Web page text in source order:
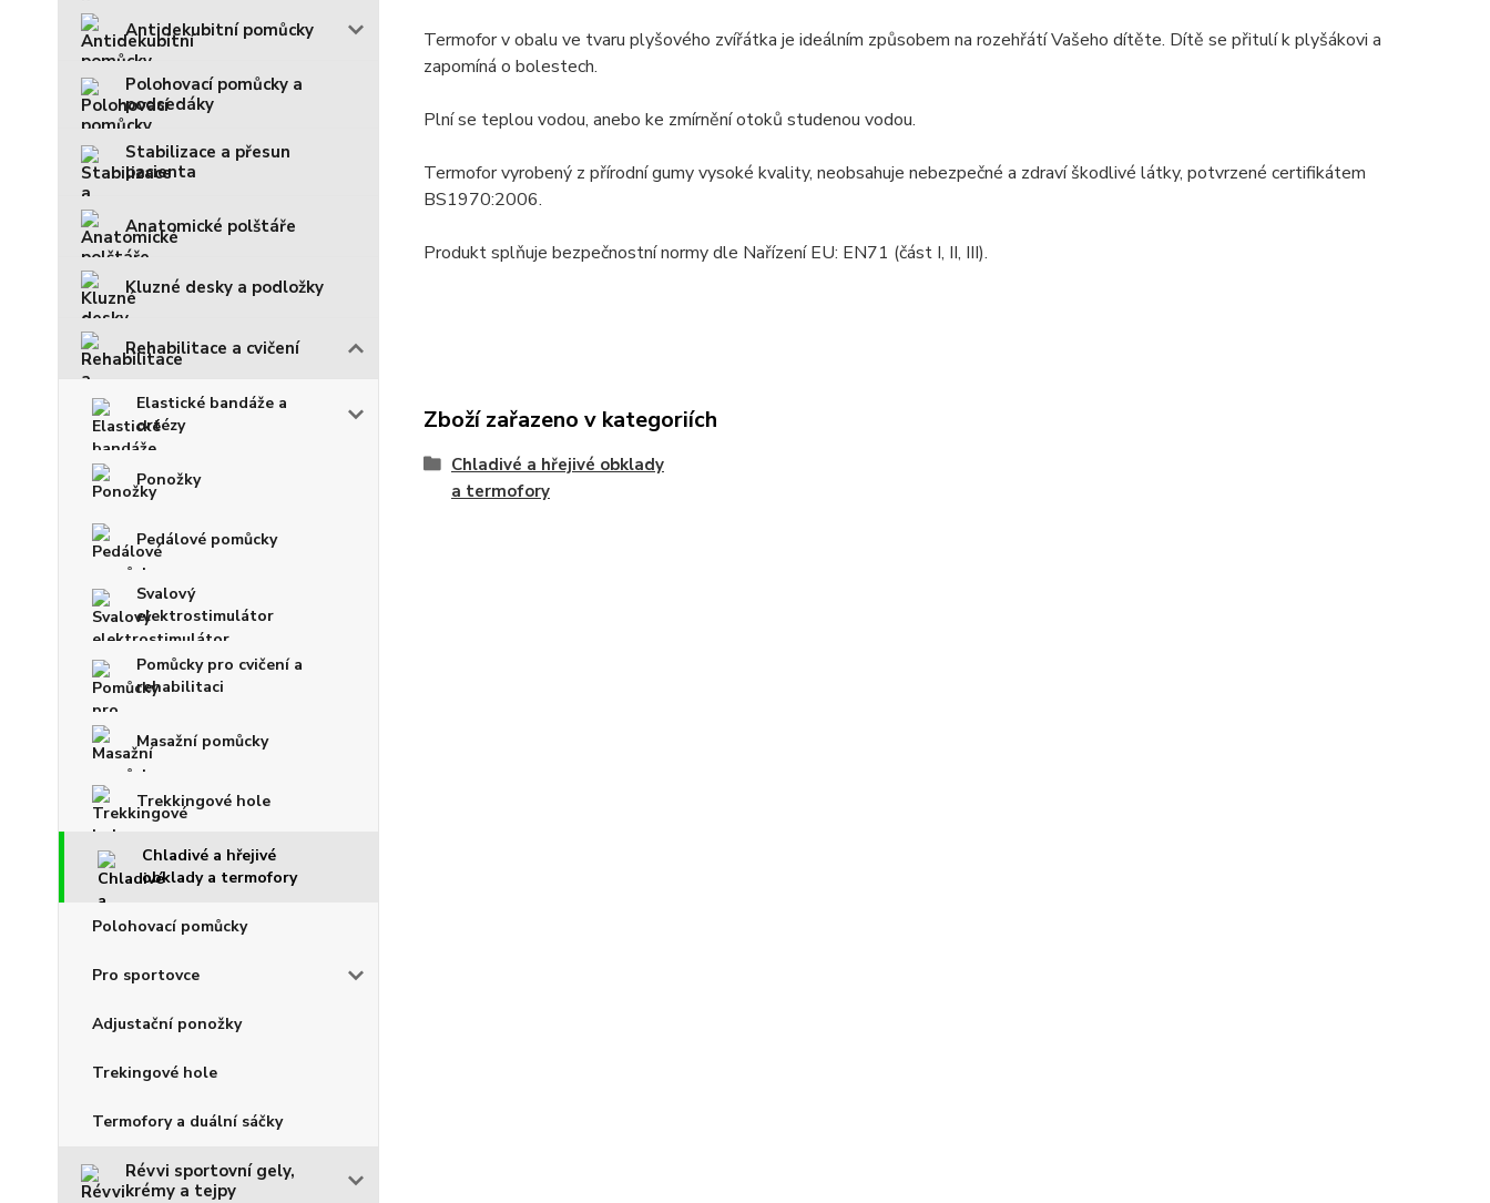
Antidekubitní pomůcky
Polohovací pomůcky a
podsedáky
Stabilizace a přesun
pacienta
Anatomické polštáře
Kluzné desky a podložky
Rehabilitace a cvičení
Elastické bandáže a
ortézy
Ponožky
Pedálové pomůcky
Svalový
elektrostimulátor
Pomůcky pro cvičení a
rehabilitaci
Masažní pomůcky
Trekkingové hole
Chladivé a hřejivé
obklady a termofory
Polohovací pomůcky
Pro sportovce
Adjustační ponožky
Trekingové hole
Termofory a duální sáčky
Révvi sportovní gely,
krémy a tejpy
Termofor v obalu ve tvaru plyšového zvířátka je ideálním způsobem na rozehřátí Vašeho dítěte. Dítě se přitulí k plyšákovi a
zapomíná o bolestech.
Plní se teplou vodou, anebo ke zmírnění otoků studenou vodou.
Termofor vyrobený z přírodní gumy vysoké kvality, neobsahuje nebezpečné a zdraví škodlivé látky, potvrzené certifikátem
BS1970:2006.
Produkt splňuje bezpečnostní normy dle Nařízení EU: EN71 (část I, II, III).
Zboží zařazeno v kategoriích
Chladivé a hřejivé obklady
a termofory